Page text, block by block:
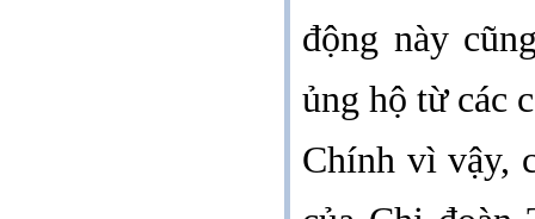
động này
ủng hộ từ các
Chính vì vậy,